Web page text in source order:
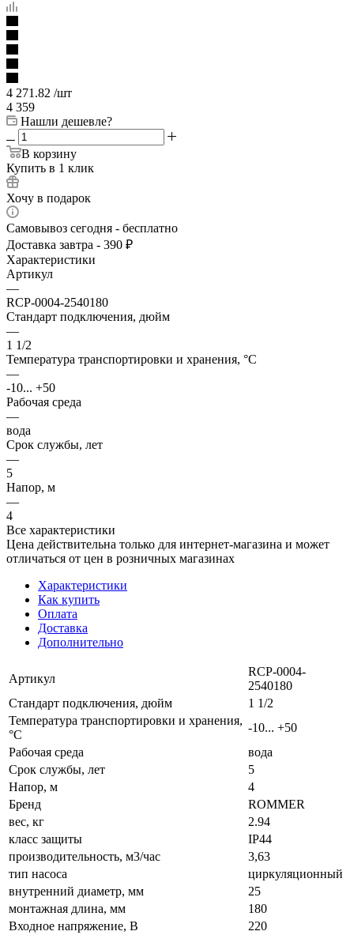
4 271.82 /шт
4 359
Нашли дешевле?
В корзину
Купить в 1 клик
Хочу в подарок
Самовывоз сегодня - бесплатно
Доставка завтра - 390 ₽
Характеристики
Артикул
—
RCP-0004-2540180
Стандарт подключения, дюйм
—
1 1/2
Температура транспортировки и хранения, °С
—
-10... +50
Рабочая среда
—
вода
Срок службы, лет
—
5
Напор, м
—
4
Все характеристики
Цена действительна только для интернет-магазина и может
отличаться от цен в розничных магазинах
Характеристики
Как купить
Оплата
Доставка
Дополнительно
Артикул
RCP-0004-
2540180
Стандарт подключения, дюйм
1 1/2
Температура транспортировки и хранения,
°С
-10... +50
Рабочая среда
вода
Срок службы, лет
5
Напор, м
4
Бренд
ROMMER
вес, кг
2.94
класс защиты
IP44
производительность, м3/час
3,63
тип насоса
циркуляционный
внутренний диаметр, мм
25
монтажная длина, мм
180
Входное напряжение, В
220